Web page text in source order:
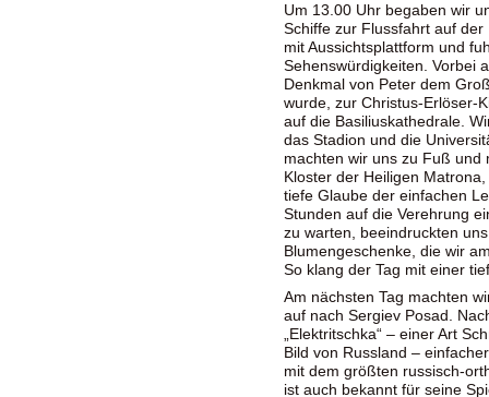
Um 13.00 Uhr begaben wir
Schiffe zur Flussfahrt auf
mit Aussichtsplattform und
Sehenswürdigkeiten. Vorbei
Denkmal von Peter dem
wurde, zur Christus-Erlöser-
auf die Basiliuskathedrale.
das Stadion und die
machten wir uns zu Fuß und
Kloster der Heiligen
tiefe Glaube der einfachen
Stunden auf die Verehrung
zu warten, beeindruckten
Blumengeschenke, die wir
So klang der Tag mit einer
Am nächsten Tag machten
auf nach Sergiev Posad.
„Elektritschka“ – einer Art
Bild von Russland –
mit dem größten russisch-
ist auch bekannt für seine